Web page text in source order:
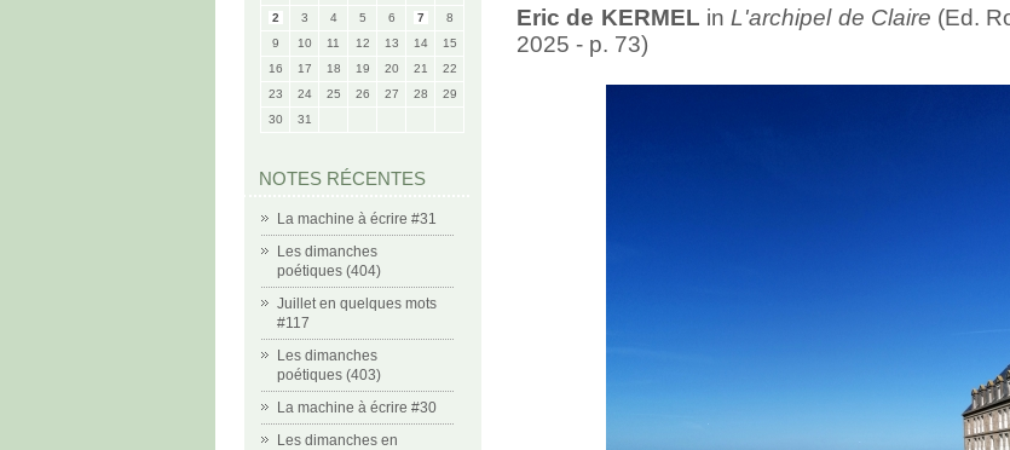
2
3 4 5 6 7
8
9
10 11 12 13 14
15
16
17 18 19 20 21
22
23
24 25 26 27 28
29
30
31
NOTES RÉCENTES
La machine à écrire #31
Les dimanches
poétiques (404)
Juillet en quelques mots
#117
Les dimanches
poétiques (403)
La machine à écrire #30
Les dimanches en
Eric de KERMEL in L'archipel de Claire (Ed.
2025 - p. 73)